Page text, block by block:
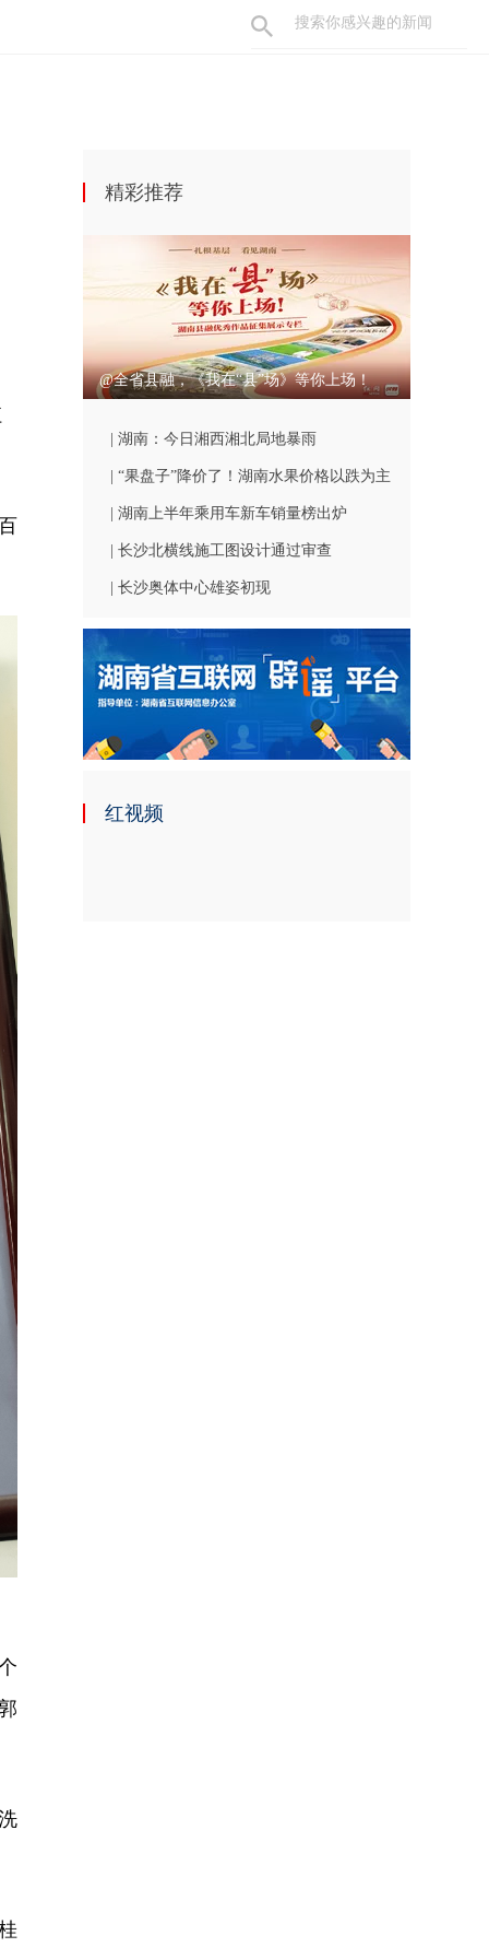
精彩推荐
@全省县融，《我在“县”场》等你上场！
| 湖南：今日湘西湘北局地暴雨
| “果盘子”降价了！湖南水果价格以跌为主
| 湖南上半年乘用车新车销量榜出炉
| 长沙北横线施工图设计通过审查
| 长沙奥体中心雄姿初现
红视频